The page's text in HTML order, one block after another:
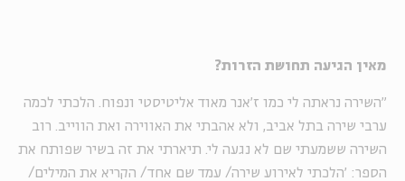
מאין הגיעה תחושת הזרות?
"השירה נראתה לי כמו ז׳אנר מאוד אליטיסטי ונפוח. הלכתי לכמה
ערבי שירה בתל אביב, ולא אהבתי את האווירה ואת הווייב. רוב
השירה ששמעתי שם לא נגעה לי. תיארתי את זה בשיר שפותח את
הספר: 'הלכתי לאירוע שירה/ עמד שם אחד/ הקריא את המילים/